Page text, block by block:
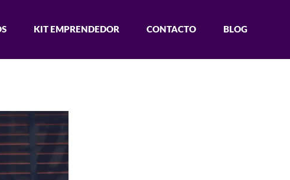
KIT EMPRENDEDOR CONTACTO BLOG